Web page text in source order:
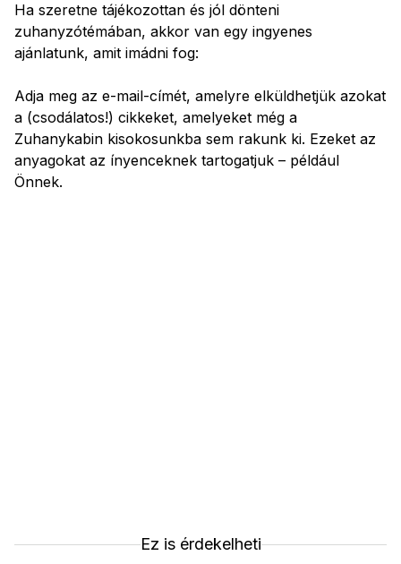
Ha szeretne tájékozottan és jól dönteni
zuhanyzótémában, akkor van egy ingyenes
ajánlatunk, amit imádni fog:
Adja meg az e-mail-címét, amelyre elküldhetjük azokat
a (csodálatos!) cikkeket, amelyeket még a
Zuhanykabin kisokosunkba sem rakunk ki. Ezeket az
anyagokat az ínyenceknek tartogatjuk – például
Önnek.
Ez is érdekelheti